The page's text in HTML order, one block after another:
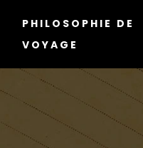
PHILOSOPHIE DE
VOYAGE